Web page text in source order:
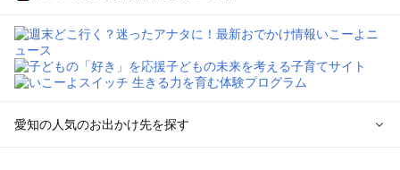
愛知の人気のお出かけ先を探す